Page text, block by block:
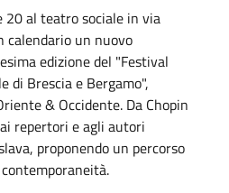
20 al teatro sociale in via
calendario un nuovo
edizione del "Festival
di Brescia e Bergamo",
& Occidente. Da Chopin
repertori e agli autori
proponendo un percorso